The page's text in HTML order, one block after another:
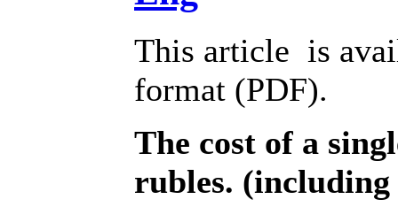
This article is
format (PDF).
The cost of a
rubles. (including